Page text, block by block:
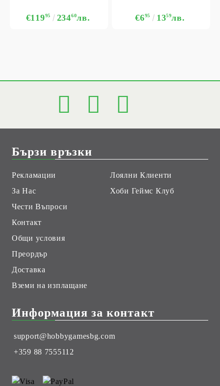
€11995 23460лв. €695 1359лв.
Бързи връзки
Рекламации
За Нас
Чести Въпроси
Контакт
Общи условия
Преордър
Доставка
Вземи на изплащане
Лоялни Клиенти
Хоби Геймс Клуб
Информация за контакт
support@hobbygamesbg.com
+359 88 7555112